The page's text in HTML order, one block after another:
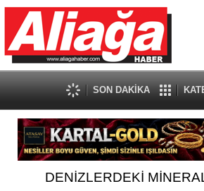
SON DAKİKA
DENİZLERDEKİ